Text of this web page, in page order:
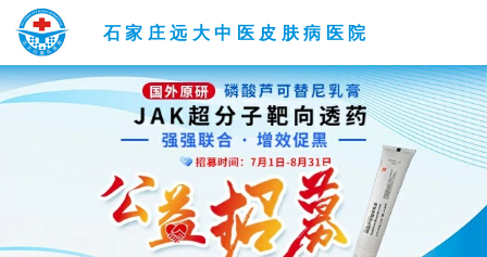
石家庄远大中医皮肤病医院